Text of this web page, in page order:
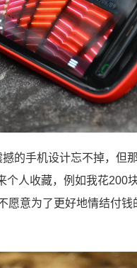
的手机设计忘不掉，但
个人收藏，例如我花200
愿意为了更好地情结付